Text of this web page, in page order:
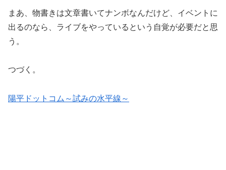
まあ、物書きは文章書いてナンボなんだけど、イベントに
出るのなら、ライブをやっているという自覚が必要だと思
う。
つづく。
陽平ドットコム～試みの水平線～